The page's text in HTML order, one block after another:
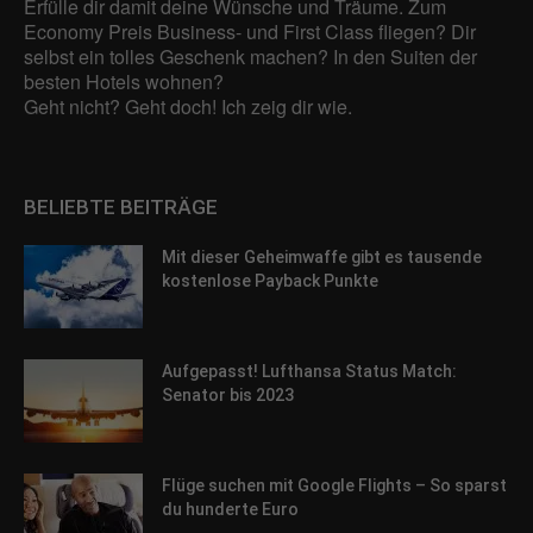
Erfülle dir damit deine Wünsche und Träume. Zum
Economy Preis Business- und First Class fliegen? Dir
selbst ein tolles Geschenk machen? In den Suiten der
besten Hotels wohnen?
Geht nicht? Geht doch! Ich zeig dir wie.
BELIEBTE BEITRÄGE
Mit dieser Geheimwaffe gibt es tausende
kostenlose Payback Punkte
Aufgepasst! Lufthansa Status Match:
Senator bis 2023
Flüge suchen mit Google Flights – So sparst
du hunderte Euro
Anzeigen- und Inhaltsmessung. Weitere Informationen über die
Verwendung Ihrer Daten finden Sie in unserer
Datenschutzerklärung.
Hier finden Sie eine Übersicht über alle verwendeten Cookies. Sie
können Ihre Einwilligung zu ganzen Kategorien geben oder sich
Alle akzeptieren
Zurück
Datenschutzeinstellungen
Essenziell (1)
Essenzielle Cookies ermöglichen grundlegende Funktionen und sind für
die einwandfreie Funktion der Website erforderlich.
Statistik Cookies erfassen Informationen anonym. Diese Informationen
helfen uns zu verstehen, wie unsere Besucher unsere Website nutzen.